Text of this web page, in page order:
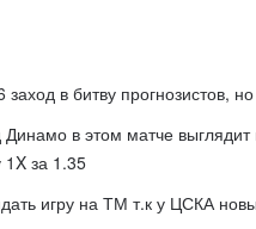
в битву прогнозистов,
в этом матче
за 1.35
игру на ТМ т.к у ЦСКА